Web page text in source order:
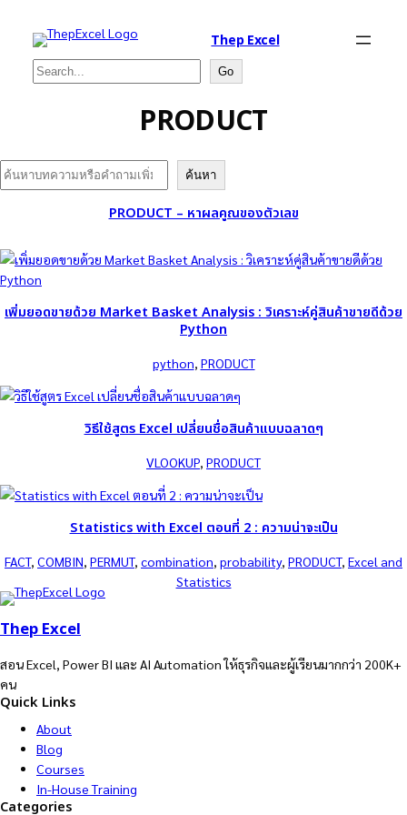
Thep Excel
Search Go
PRODUCT
Search ค้นหา
PRODUCT – หาผลคูณของตัวเลข
เพิ่มยอดขายด้วย Market Basket Analysis : วิเคราะห์คู่สินค้าขายดีด้วย
Python
python, PRODUCT
วิธีใช้สูตร Excel เปลี่ยนชื่อสินค้าแบบฉลาดๆ
VLOOKUP, PRODUCT
Statistics with Excel ตอนที่ 2 : ความน่าจะเป็น
FACT, COMBIN, PERMUT, combination, probability, PRODUCT, Excel and
Statistics
Thep Excel
สอน Excel, Power BI และ AI Automation ให้ธุรกิจและผู้เรียนมากกว่า 200K+
คน
Quick Links
About
Blog
Courses
In-House Training
Categories